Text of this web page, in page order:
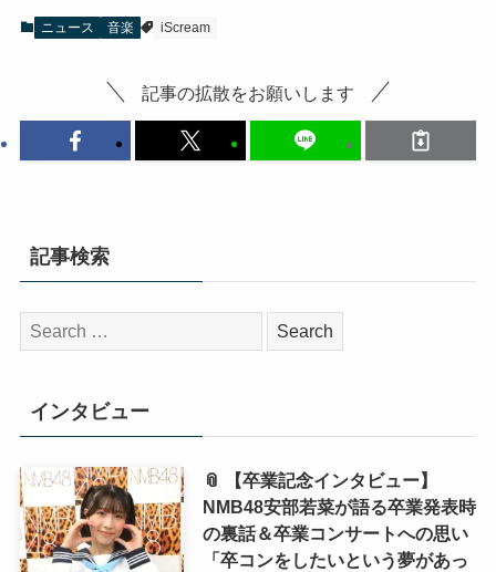
ニュース 音楽 iScream
記事の拡散をお願いします
記事検索
検
索:
インタビュー
📎 【卒業記念インタビュー】
NMB48安部若菜が語る卒業発表時
の裏話＆卒業コンサートへの思い
「卒コンをしたいという夢があっ